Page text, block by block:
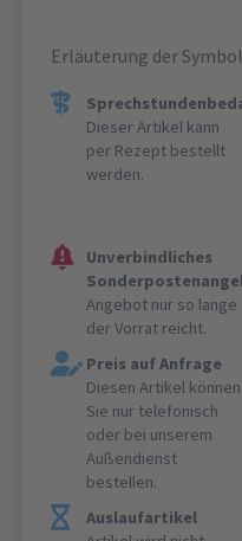
Erläuterung der
Dieser Artikel kann
per Rezept bestellt
werden.
Unverbindliches
Angebot nur so lange
der Vorrat reicht.
Preis auf Anfrage
Diesen Artikel können
Sie nur telefonisch
oder bei unserem
Außendienst
bestellen.
Auslaufartikel